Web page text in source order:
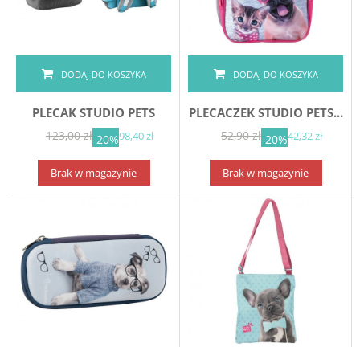
DODAJ DO KOSZYKA
PLECAK STUDIO PETS
123,00 zł-20%98,40 zł
Brak w magazynie
DODAJ DO KOSZYKA
PLECACZEK STUDIO PETS...
52,90 zł-20%42,32 zł
Brak w magazynie